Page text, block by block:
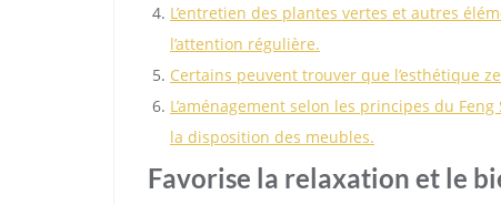
L’entretien des plantes vertes et autres
l’attention régulière.
Certains peuvent trouver que l’esthétique
L’aménagement selon les principes du
la disposition des meubles.
Favorise la relaxation et le